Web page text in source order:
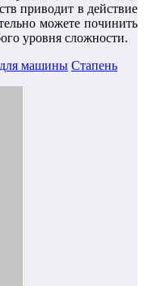
приводит в действие
можете починить
уровня сложности.
машины Стапень